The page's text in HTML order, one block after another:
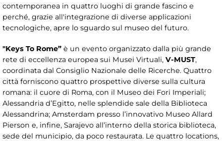
contemporanea in quattro luoghi di grande fascino e
perché, grazie all'integrazione di diverse applicazioni
tecnologiche, apre lo sguardo sul museo del futuro.
"Keys To Rome” è un evento organizzato dalla più grande
rete di eccellenza europea sui Musei Virtuali, V-MUST,
coordinata dal Consiglio Nazionale delle Ricerche. Quattro
città forniscono quattro prospettive diverse sulla cultura
romana: il cuore di Roma, con il Museo dei Fori Imperiali;
Alessandria d’Egitto, nelle splendide sale della Biblioteca
Alessandrina; Amsterdam presso l’innovativo Museo Allard
Pierson e, infine, Sarajevo all’interno della storica biblioteca,
sede del municipio, da poco restaurata. Le quattro locations,